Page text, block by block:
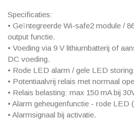
Specificaties:
• Geïntegreerde Wi-safe2 module /
output functie.
• Voeding via 9 V lithiumbatterij of
DC voeding.
• Rode LED alarm / gele LED storing.
• Potentiaalvrij relais met normaal
• Relais belasting: max 150 mA bij
• Alarm geheugenfunctie - rode LED
• Alarmsignaal bij activatie.